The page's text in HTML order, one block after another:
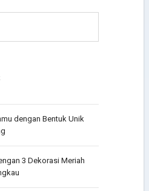
dengan Bentuk Unik
3 Dekorasi Meriah